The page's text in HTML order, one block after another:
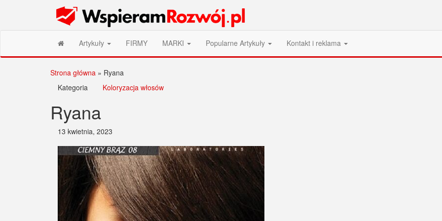
Wspieram Rozwój PL
Artykuły FIRMY MARKI Popularne Artykuły Kontakt i reklama
Strona główna » Ryana
Kategoria
Koloryzacja włosów
Ryana
13 kwietnia, 2023